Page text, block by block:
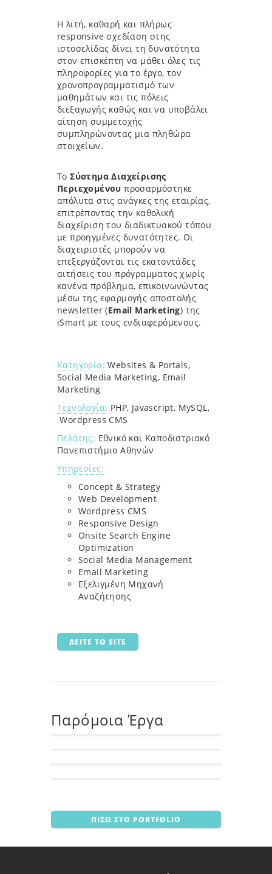
Η λιτή, καθαρή και πλήρως
responsive σχεδίαση στης
ιστοσελίδας δίνει τη δυνατότητα
στον επισκέπτη να μάθει όλες τις
πληροφορίες για το έργο, τον
χρονοπρογραμματισμό των
μαθημάτων και τις πόλεις
διεξαγωγής καθώς και να υποβάλει
αίτηση συμμετοχής
συμπληρώνοντας μια πληθώρα
στοιχείων.
ΤοΣύστημα Διαχείρισης
Περιεχομένου προσαρμόστηκε
απόλυτα στις ανάγκες της εταιρίας,
επιτρέποντας την καθολική
διαχείριση του διαδικτυακού τόπου
με προηγμένες δυνατότητες. Οι
διαχειριστές μπορούν να
επεξεργάζονται τις εκατοντάδες
αιτήσεις του πρόγραμματος χωρίς
κανένα πρόβλημα, επικοινωνώντας
μέσω της εφαρμογής αποστολής
newsletter (Email Marketing) της
iSmart με τους ενδιαφερόμενους.
Κατηγορία: Websites & Portals,
Social Media Marketing, Email
Marketing
Τεχνολογία: PHP, Javascript, MySQL,
Wordpress CMS
Πελάτης: Εθνικό και Καποδιστριακό
Πανεπιστήμιο Αθηνών
Υπηρεσίες:
Concept & Strategy
Web Development
Wordpress CMS
Responsive Design
Οnsite Search Engine
Optimization
Social Media Management
Email Marketing
Εξελιγμένη Μηχανή
Αναζήτησης
ΔΕΙΤΕ ΤΟ SITE
Παρόμοια Έργα
ΠΙΣΩ ΣΤΟ PORTFOLIO